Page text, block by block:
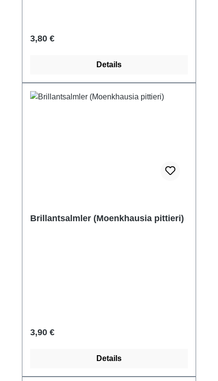
Regulärer Preis:
3,80 €
Details
Brillantsalmler (Moenkhausia pittieri)
Regulärer Preis:
3,90 €
Details